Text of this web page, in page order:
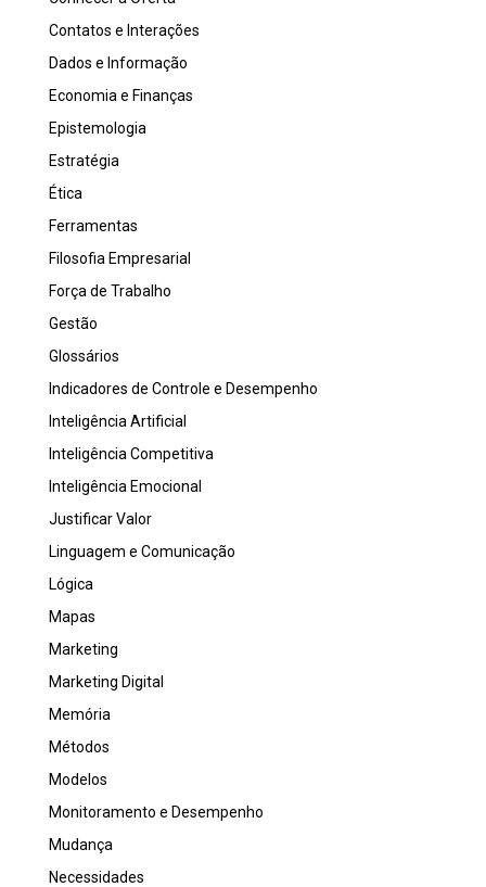
Contatos e Interações
Dados e Informação
Economia e Finanças
Epistemologia
Estratégia
Ética
Ferramentas
Filosofia Empresarial
Força de Trabalho
Gestão
Glossários
Indicadores de Controle e Desempenho
Inteligência Artificial
Inteligência Competitiva
Inteligência Emocional
Justificar Valor
Linguagem e Comunicação
Lógica
Mapas
Marketing
Marketing Digital
Memória
Métodos
Modelos
Monitoramento e Desempenho
Mudança
Necessidades